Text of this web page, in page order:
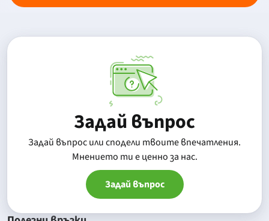
Задай въпрос
Задай въпрос или сподели твоите впечатления.
Mнението ти е ценно за нас.
Задай въпрос